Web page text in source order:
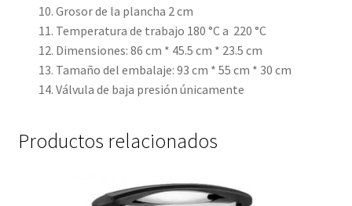
Grosor de la plancha 2 cm
Temperatura de trabajo 180 °C a 220 °C
Dimensiones: 86 cm * 45.5 cm * 23.5 cm
Tamaño del embalaje: 93 cm * 55 cm * 30 cm
Válvula de baja presión únicamente
Productos relacionados